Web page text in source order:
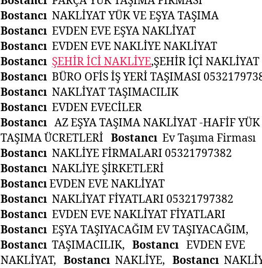
Bostancı NAKLİYAT YÜK VE EŞYA TAŞIMA
Bostancı EVDEN EVE EŞYA NAKLİYAT
Bostancı EVDEN EVE NAKLİYE NAKLİYAT
Bostancı ŞEHİR İCİ NAKLİYE,ŞEHİR İÇİ NAKLİYAT
Bostancı BÜRO OFİS İŞ YERİ TAŞIMASI
Bostancı NAKLİYAT TAŞIMACILIK
Bostancı EVDEN EVECİLER
Bostancı AZ EŞYA TAŞIMA NAKLİYAT -HAFİF YÜK
TAŞIMA ÜCRETLERİ Bostancı Ev Taşıma Firması
Bostancı NAKLİYE FİRMALARI 05321797382
Bostancı NAKLİYE ŞİRKETLERİ
BostancıEVDEN EVE NAKLİYAT
Bostancı NAKLİYAT FİYATLARI 05321797382
Bostancı EVDEN EVE NAKLİYAT FİYATLARI
Bostancı EŞYA TAŞIYACAĞIM EV TAŞIYACAĞIM,
Bostancı TAŞIMACILIK, Bostancı EVDEN EVE
NAKLİYAT, Bostancı NAKLİYE, Bostancı